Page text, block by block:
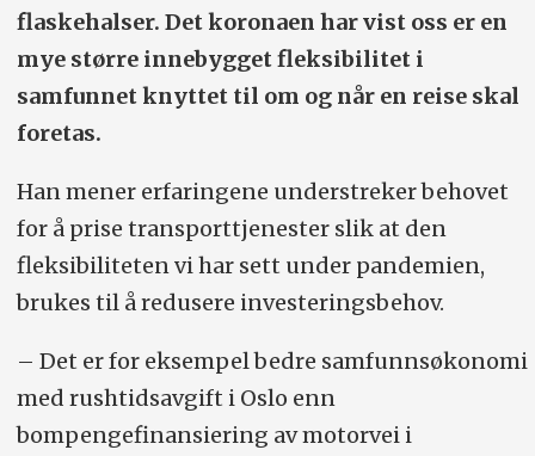
flaskehalser. Det koronaen har vist oss er en
mye større innebygget fleksibilitet i
samfunnet knyttet til om og når en reise skal
foretas.
Han mener erfaringene understreker behovet
for å prise transporttjenester slik at den
fleksibiliteten vi har sett under pandemien,
brukes til å redusere investeringsbehov.
– Det er for eksempel bedre samfunnsøkonomi
med rushtidsavgift i Oslo enn
bompengefinansiering av motorvei i